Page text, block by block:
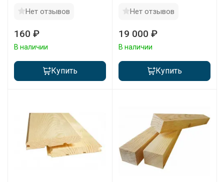
Нет отзывов
160 ₽
В наличии
Купить
Нет отзывов
19 000 ₽
В наличии
Купить